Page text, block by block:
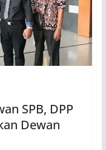
SPB, DPP
Dewan